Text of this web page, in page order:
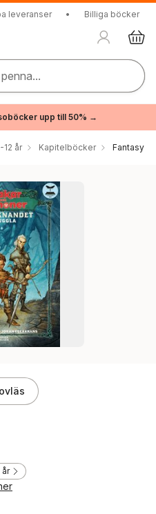
leveranser • Billiga böcker
upp till 50% →
år Kapitelböcker Fantasy
år